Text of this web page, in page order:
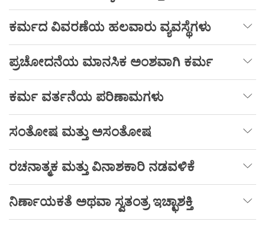
ಕರ್ಮದ ವಿವರಣೆಯ ಹಲವಾರು ವ್ಯವಸ್ಥೆಗಳು
ಪ್ರಚೋದನೆಯ ಮಾನಸಿಕ ಅಂಶವಾಗಿ ಕರ್ಮ
ಕರ್ಮ ವರ್ತನೆಯ ಪರಿಣಾಮಗಳು
ಸಂತೋಷ ಮತ್ತು ಅಸಂತೋಷ
ರಚನಾತ್ಮಕ ಮತ್ತು ವಿನಾಶಕಾರಿ ನಡವಳಿಕೆ
ನಿರ್ಣಾಯಕತೆ ಅಥವಾ ಸ್ವತಂತ್ರ ಇಚ್ಛಾಶಕ್ತಿ